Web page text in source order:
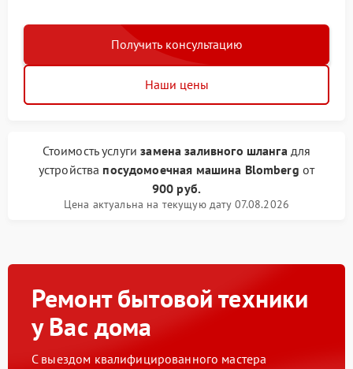
Получить консультацию
Наши цены
Стоимость услугизамена заливного шлангадля
устройства посудомоечная машина Blomberg от
900 руб.
Цена актуальна на текущую дату 07.08.2026
Ремонт бытовой техники
у Вас дома
С выездом квалифицированного мастера